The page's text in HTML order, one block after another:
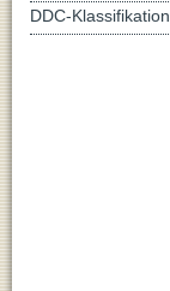
DDC-Klassifikation